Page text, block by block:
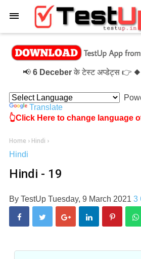
6 Deceberके टेस्ट अप्डेट्स 👉 ◆
Translate
👆Click Here to change language
Home › Hindi ›
Hindi
Hindi - 19
By TestUp Tuesday, 9 March 2021 3